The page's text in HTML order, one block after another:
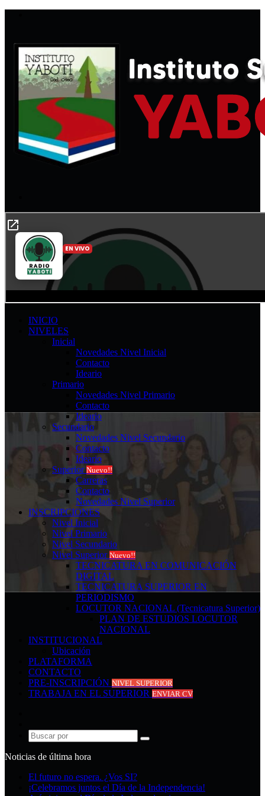
INICIO
NIVELES
Inicial
Novedades Nivel Inicial
Contacto
Ideario
Primario
Novedades Nivel Primario
Contacto
Ideario
Secundario
Novedades Nivel Secundario
Contacto
Ideario
Superior Nuevo!!
Carreras
Contacto
Novedades Nivel Superior
INSCRIPCIONES
Nivel Inicial
Nivel Primario
Nivel Secundario
Nivel Superior Nuevo!!
TECNICATURA EN COMUNICACIÓN
DIGITAL
TECNICATURA SUPERIOR EN
PERIODISMO
LOCUTOR NACIONAL (Tecnicatura Superior)
PLAN DE ESTUDIOS LOCUTOR
NACIONAL
INSTITUCIONAL
Ubicación
PLATAFORMA
CONTACTO
PRE-INSCRIPCIÓN NIVEL SUPERIOR
TRABAJA EN EL SUPERIOR ENVIAR CV
al
azar
Buscar
Noticias de última hora
El futuro no espera. ¿Vos SI?
¡Celebramos juntos el Día de la Independencia!